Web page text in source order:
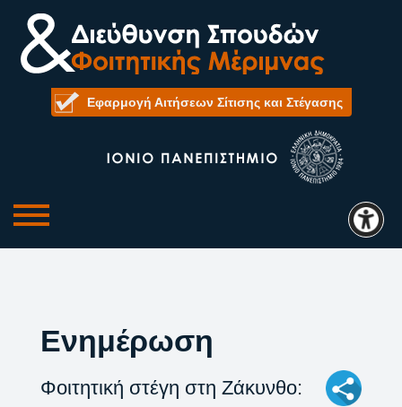
Εφαρμογή Αιτήσεων Σίτισης και Στέγασης
Ενημέρωση
Φοιτητική στέγη στη Ζάκυνθο: